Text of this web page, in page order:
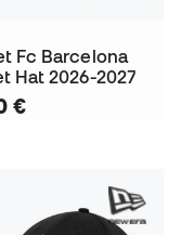
Fc Barcelona
Hat 2026-2027
€